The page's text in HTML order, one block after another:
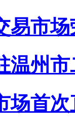
易市
温州
场首